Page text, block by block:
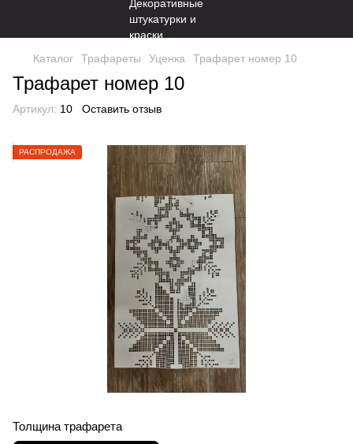
Каталог Трафареты Уценка Трафарет номер 10
Трафарет номер 10
Артикул: 10 Оставить отзыв
РАСПРОДАЖА
Толщина трафарета